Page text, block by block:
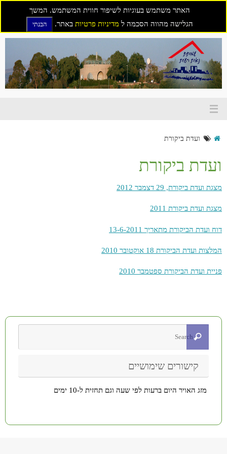
האתר משתמש בעוגיות לשיפור חווית המשתמש. המשך
הגלישה מהווה הסכמה ל מדיניות פרטיות באתר. הבנתי
לתוכן
ועדת ביקורת
ועדת ביקורת
מצגת ועדת ביקורת, 29 דצמבר 2012
מצגת ועדת ביקורת 2011
דוח ועדת הביקורת מתאריך 13-6-2011
המלצות ועדת הביקורת 18 אוקטובר 2010
פניית ועדת הביקורת ספטמבר 2010
קישורים שימושיים
מזג האויר היום ברעות לפי שעה וגם תחזית ל-10 ימים